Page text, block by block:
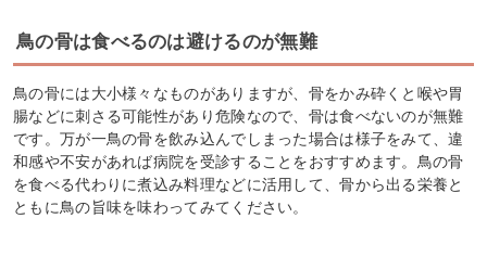
鳥の骨は食べるのは避けるのが無難
鳥の骨には大小様々なものがありますが、骨をかみ砕くと喉や胃
腸などに刺さる可能性があり危険なので、骨は食べないのが無難
です。万が一鳥の骨を飲み込んでしまった場合は様子をみて、違
和感や不安があれば病院を受診することをおすすめます。鳥の骨
を食べる代わりに煮込み料理などに活用して、骨から出る栄養と
ともに鳥の旨味を味わってみてください。